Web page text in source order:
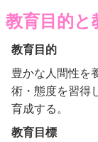
教育目的と
教育目的
豊かな人間性を
術・態度を習得
育成する。
教育目標